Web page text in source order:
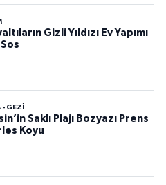
Gizli Yıldızı Ev Yapımı
Sos
- GEZI
Saklı Plajı Bozyazı Prens
Koyu